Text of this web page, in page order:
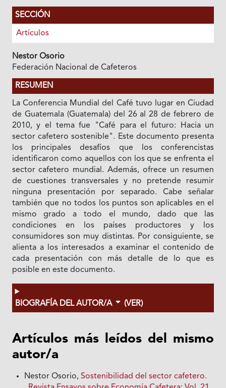
SECCIÓN
Artículos
Nestor Osorio
Federación Nacional de Cafeteros
RESUMEN
La Conferencia Mundial del Café tuvo lugar en Ciudad
de Guatemala (Guatemala) del 26 al 28 de febrero de
2010, y el tema fue "Café para el futuro: Hacia un
sector cafetero sostenible". Este documento presenta
los principales desafíos que los conferencistas
identificaron como aquellos con los que se enfrenta el
sector cafetero mundial. Además, ofrece un resumen
de cuestiones transversales y no pretende resumir
ninguna presentación por separado. Cabe señalar
también que no todos los puntos son aplicables en el
mismo grado a todo el mundo, dado que las
condiciones en los países productores y los
consumidores son muy distintas. Por consiguiente, se
alienta a los interesados a examinar el contenido de
cada presentación con más detalle de lo que es
posible en este documento.
BIOGRAFÍA DEL AUTOR/A (VER)
Artículos más leídos del mismo
autor/a
Nestor Osorio,Sostenibilidad del sector cafetero.